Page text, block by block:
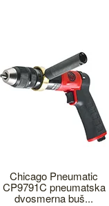
Chicago Pneumatic
CP9791C pneumatska
dvosmerna buš...